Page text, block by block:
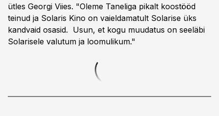
ütles Georgi Viies. "Oleme Taneliga pikalt koostööd
teinud ja Solaris Kino on vaieldamatult Solarise üks
kandvaid osasid. Usun, et kogu muudatus on seeläbi
Solarisele valutum ja loomulikum."